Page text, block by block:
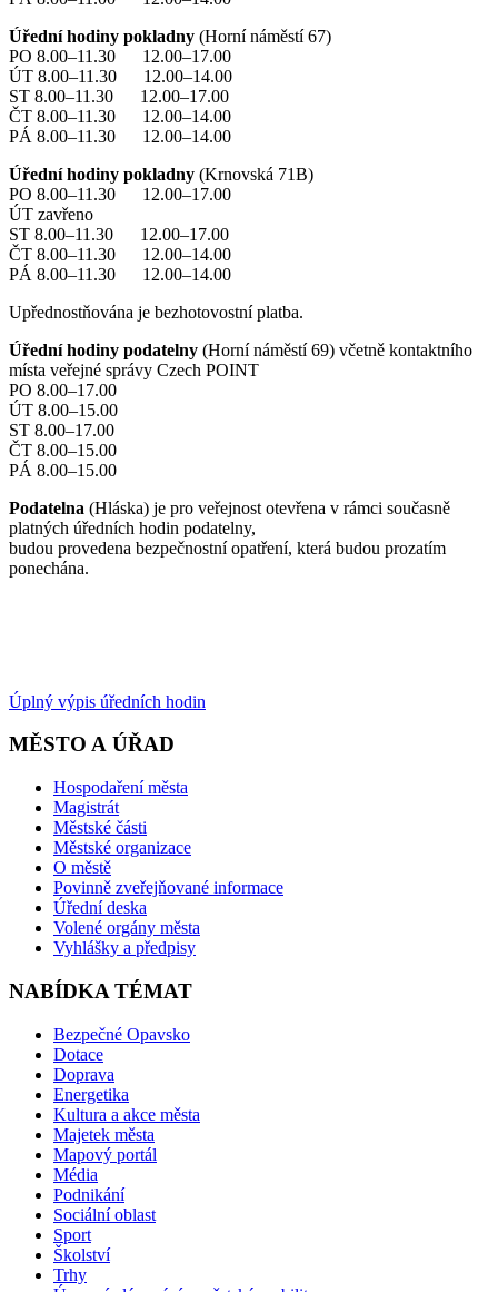
Úřední hodiny pokladny (Horní náměstí 67)
PO 8.00–11.30 12.00–17.00
ÚT 8.00–11.30 12.00–14.00
ST 8.00–11.30 12.00–17.00
ČT 8.00–11.30 12.00–14.00
PÁ 8.00–11.30 12.00–14.00
Úřední hodiny pokladny (Krnovská 71B)
PO 8.00–11.30 12.00–17.00
ÚT zavřeno
ST 8.00–11.30 12.00–17.00
ČT 8.00–11.30 12.00–14.00
PÁ 8.00–11.30 12.00–14.00
Upřednostňována je bezhotovostní platba.
Úřední hodiny podatelny (Horní náměstí 69) včetně kontaktního
místa veřejné správy Czech POINT
PO 8.00–17.00
ÚT 8.00–15.00
ST 8.00–17.00
ČT 8.00–15.00
PÁ 8.00–15.00
Podatelna (Hláska) je pro veřejnost otevřena v rámci současně
platných úředních hodin podatelny,
budou provedena bezpečnostní opatření, která budou prozatím
ponechána.
Úplný výpis úředních hodin
MĚSTO A ÚŘAD
Hospodaření města
Magistrát
Městské části
Městské organizace
O městě
Povinně zveřejňované informace
Úřední deska
Volené orgány města
Vyhlášky a předpisy
NABÍDKA TÉMAT
Bezpečné Opavsko
Dotace
Doprava
Energetika
Kultura a akce města
Majetek města
Mapový portál
Média
Podnikání
Sociální oblast
Sport
Školství
Trhy